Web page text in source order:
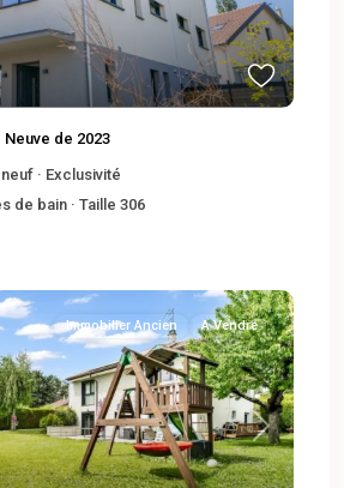
de 2023
· Exclusivité
de bain · Taille 306
Next
Immobilier Ancien A Vendre